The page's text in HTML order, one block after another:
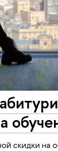
скидки на